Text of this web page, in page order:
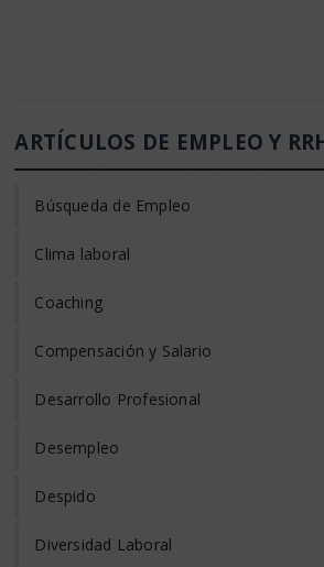
ARTÍCULOS DE EMPLEO Y
Búsqueda de Empleo
Clima laboral
Coaching
Compensación y Salario
Desarrollo Profesional
Desempleo
Despido
Diversidad Laboral